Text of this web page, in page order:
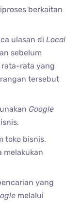
berkaitan
ulasan diLocal
sebelum
rata-rata yang
tersebut
Google
toko bisnis,
melakukan
yang
melalui